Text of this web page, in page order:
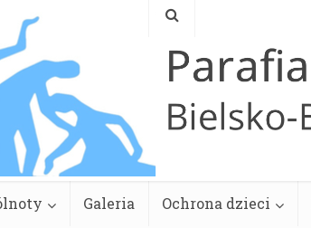
Galeria Ochrona dzieci